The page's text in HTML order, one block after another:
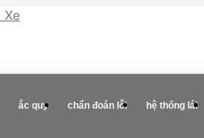
ắc quy chẩn đoán lỗi hệ thống lái